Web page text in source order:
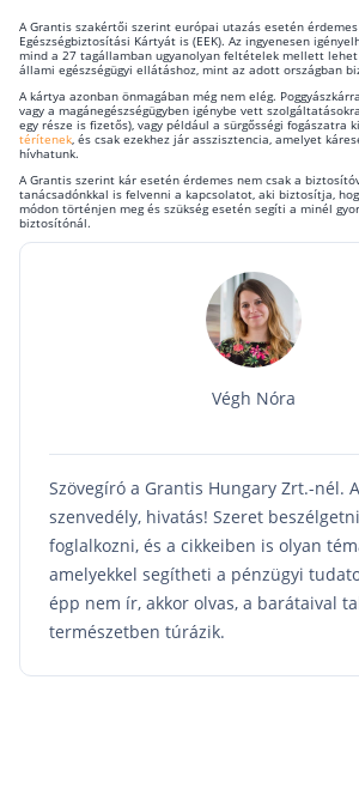
Babakötvény kisokos 👶
Lakástakarék
Hitel
Vállalkozói hitel
Lakáshitel
Hitelkiváltás
Babaváró hitel
Casco
Utasbiztosítás
Lakásbiztosítás
Lakásbiztosítás:
Minősített
A Grantis szakértői szerint európai utazás esetén
Egészségbiztosítási Kártyát is (EEK). Az ingyenesen
mind a 27 tagállamban ugyanolyan feltételek mellett lehet
állami egészségügyi ellátáshoz, mint az adott országban
A kártya azonban önmagában még nem elég.
vagy a magánegészségügyben igénybe vett
egy része is fizetős), vagy például a sürgősségi fogászatra
térítenek, és csak ezekhez jár asszisztencia, amelyet
hívhatunk.
A Grantis szerint kár esetén érdemes nem csak a
tanácsadónkkal is felvenni a kapcsolatot, aki biztosítja,
módon történjen meg és szükség esetén segíti a minél
biztosítónál.
Végh Nóra
Szövegíró a Grantis Hungary Zrt.-nél.
szenvedély, hivatás! Szeret
foglalkozni, és a cikkeiben is olyan
amelyekkel segítheti a pénzügyi
épp nem ír, akkor olvas, a barátaival
természetben túrázik.